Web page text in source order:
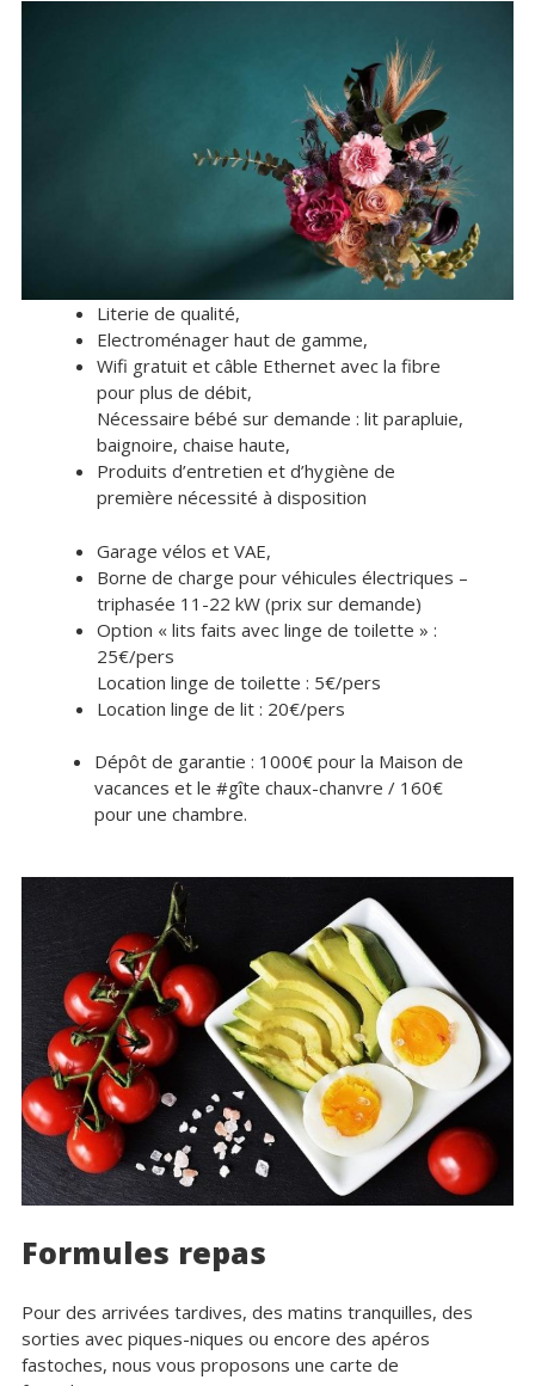
Literie de qualité,
Electroménager haut de gamme,
Wifi gratuit et câble Ethernet avec la fibre
pour plus de débit,
Nécessaire bébé sur demande : lit parapluie,
baignoire, chaise haute,
Produits d’entretien et d’hygiène de
première nécessité à disposition
Garage vélos et VAE,
Borne de charge pour véhicules électriques –
triphasée 11-22 kW (prix sur demande)
Option « lits faits avec linge de toilette » :
25€/pers
Location linge de toilette : 5€/pers
Location linge de lit : 20€/pers
Dépôt de garantie : 1000€ pour la Maison de
vacances et le #gîte chaux-chanvre / 160€
pour une chambre.
Formules repas
Pour des arrivées tardives, des matins tranquilles, des
sorties avec piques-niques ou encore des apéros
fastoches, nous vous proposons une carte de
Soins bien-être
FAQ – salon m&m
CHAMBRES PRIVÉES
CHAMBRES PRIVÉES
Chambre Melina chez l’habitant
chambre Coline chez l’habitant
COLOC16
Coloc16
Amandine en coloc
Caramel en coloc
GÎTE MAISON
GÎTE CHAUX CHANVRE
PETITS+